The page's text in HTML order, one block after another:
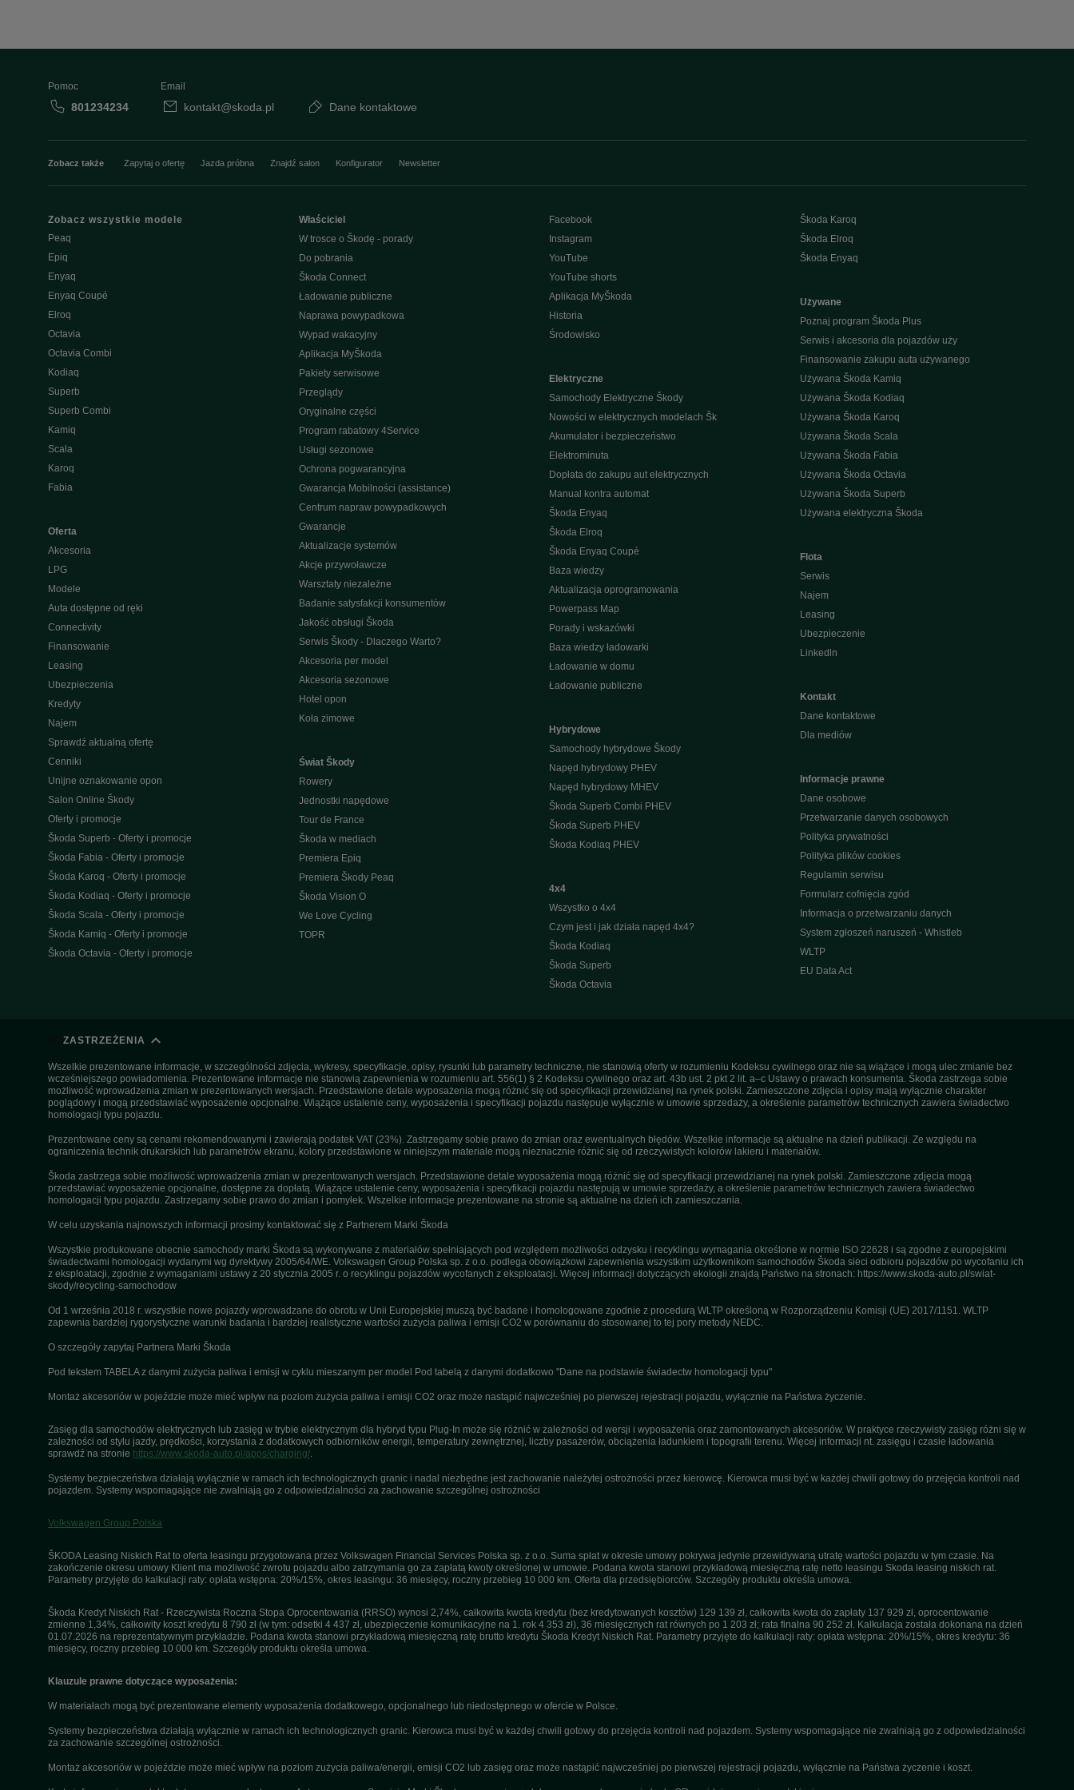
Pomoc
801234234
Email
kontakt@skoda.pl Dane kontaktowe
Zobacz także Zapytaj o ofertę Jazda próbna Znajdź salon Konfigurator Newsletter
Zobacz wszystkie modele
Peaq
Epiq
Enyaq
Enyaq Coupé
Elroq
Octavia
Octavia Combi
Kodiaq
Superb
Superb Combi
Kamiq
Scala
Karoq
Fabia
Oferta
Akcesoria
LPG
Modele
Auta dostępne od ręki
Connectivity
Finansowanie
Leasing
Ubezpieczenia
Kredyty
Najem
Sprawdź aktualną ofertę
Cenniki
Unijne oznakowanie opon
Salon Online Škody
Oferty i promocje
Škoda Superb - Oferty i promocje
Škoda Fabia - Oferty i promocje
Škoda Karoq - Oferty i promocje
Škoda Kodiaq - Oferty i promocje
Škoda Scala - Oferty i promocje
Škoda Kamiq - Oferty i promocje
Škoda Octavia - Oferty i promocje
Właściciel
W trosce o Škodę - porady
Do pobrania
Škoda Connect
Ładowanie publiczne
Naprawa powypadkowa
Wypad wakacyjny
Aplikacja MyŠkoda
Pakiety serwisowe
Przeglądy
Oryginalne części
Program rabatowy 4Service
Usługi sezonowe
Ochrona pogwarancyjna
Gwarancja Mobilności (assistance)
Centrum napraw powypadkowych
Gwarancje
Aktualizacje systemów
Akcje przywoławcze
Warsztaty niezależne
Badanie satysfakcji konsumentów
Jakość obsługi Škoda
Serwis Škody - Dlaczego Warto?
Akcesoria per model
Akcesoria sezonowe
Hotel opon
Koła zimowe
Świat Škody
Rowery
Jednostki napędowe
Tour de France
Škoda w mediach
Premiera Epiq
Premiera Škody Peaq
Škoda Vision O
We Love Cycling
TOPR
Facebook
Instagram
YouTube
YouTube shorts
Aplikacja MyŠkoda
Historia
Środowisko
Elektryczne
Samochody Elektryczne Škody
Nowości w elektrycznych modelach Šk
Akumulator i bezpieczeństwo
Elektrominuta
Dopłata do zakupu aut elektrycznych
Manual kontra automat
Škoda Enyaq
Škoda Elroq
Škoda Enyaq Coupé
Baza wiedzy
Aktualizacja oprogramowania
Powerpass Map
Porady i wskazówki
Baza wiedzy ładowarki
Ładowanie w domu
Ładowanie publiczne
Hybrydowe
Samochody hybrydowe Škody
Napęd hybrydowy PHEV
Napęd hybrydowy MHEV
Škoda Superb Combi PHEV
Škoda Superb PHEV
Škoda Kodiaq PHEV
4x4
Wszystko o 4x4
Czym jest i jak działa napęd 4x4?
Škoda Kodiaq
Škoda Superb
Škoda Octavia
Škoda Karoq
Škoda Elroq
Škoda Enyaq
Używane
Poznaj program Škoda Plus
Serwis i akcesoria dla pojazdów uży
Finansowanie zakupu auta używanego
Używana Škoda Kamiq
Używana Škoda Kodiaq
Używana Škoda Karoq
Używana Škoda Scala
Używana Škoda Fabia
Używana Škoda Octavia
Używana Škoda Superb
Używana elektryczna Škoda
Flota
Serwis
Najem
Leasing
Ubezpieczenie
Linkedln
Kontakt
Dane kontaktowe
Dla mediów
Informacje prawne
Dane osobowe
Przetwarzanie danych osobowych
Polityka prywatności
Polityka plików cookies
Regulamin serwisu
Formularz cofnięcia zgód
Informacja o przetwarzaniu danych
System zgłoszeń naruszeń - Whistleb
WLTP
EU Data Act
ZASTRZEŻENIA
Wszelkie prezentowane informacje, w szczególności zdjęcia, wykresy, specyfikacje, opisy, rysunki lub parametry techniczne, nie stanowią oferty w rozumieniu Kodeksu cywilnego oraz nie są wiążące i mogą ulec zmianie bez
wcześniejszego powiadomienia. Prezentowane informacje nie stanowią zapewnienia w rozumieniu art. 556(1) § 2 Kodeksu cywilnego oraz art. 43b ust. 2 pkt 2 lit. a–c Ustawy o prawach konsumenta. Škoda zastrzega sobie
możliwość wprowadzenia zmian w prezentowanych wersjach. Przedstawione detale wyposażenia mogą różnić się od specyfikacji przewidzianej na rynek polski. Zamieszczone zdjęcia i opisy mają wyłącznie charakter
poglądowy i mogą przedstawiać wyposażenie opcjonalne. Wiążące ustalenie ceny, wyposażenia i specyfikacji pojazdu następuje wyłącznie w umowie sprzedaży, a określenie parametrów technicznych zawiera świadectwo
homologacji typu pojazdu.
Prezentowane ceny są cenami rekomendowanymi i zawierają podatek VAT (23%). Zastrzegamy sobie prawo do zmian oraz ewentualnych błędów. Wszelkie informacje są aktualne na dzień publikacji. Ze względu na
ograniczenia technik drukarskich lub parametrów ekranu, kolory przedstawione w niniejszym materiale mogą nieznacznie różnić się od rzeczywistych kolorów lakieru i materiałów.
Škoda zastrzega sobie możliwość wprowadzenia zmian w prezentowanych wersjach. Przedstawione detale wyposażenia mogą różnić się od specyfikacji przewidzianej na rynek polski. Zamieszczone zdjęcia mogą
przedstawiać wyposażenie opcjonalne, dostępne za dopłatą. Wiążące ustalenie ceny, wyposażenia i specyfikacji pojazdu następują w umowie sprzedaży, a określenie parametrów technicznych zawiera świadectwo
homologacji typu pojazdu. Zastrzegamy sobie prawo do zmian i pomyłek. Wszelkie informacje prezentowane na stronie są aktualne na dzień ich zamieszczania.
W celu uzyskania najnowszych informacji prosimy kontaktować się z Partnerem Marki Škoda
Wszystkie produkowane obecnie samochody marki Škoda są wykonywane z materiałów spełniających pod względem możliwości odzysku i recyklingu wymagania określone w normie ISO 22628 i są zgodne z europejskimi
świadectwami homologacji wydanymi wg dyrektywy 2005/64/WE. Volkswagen Group Polska sp. z o.o. podlega obowiązkowi zapewnienia wszystkim użytkownikom samochodów Škoda sieci odbioru pojazdów po wycofaniu ich
z eksploatacji, zgodnie z wymaganiami ustawy z 20 stycznia 2005 r. o recyklingu pojazdów wycofanych z eksploatacji. Więcej informacji dotyczących ekologii znajdą Państwo na stronach: https://www.skoda-auto.pl/swiat-
skody/recycling-samochodow
Od 1 września 2018 r. wszystkie nowe pojazdy wprowadzane do obrotu w Unii Europejskiej muszą być badane i homologowane zgodnie z procedurą WLTP określoną w Rozporządzeniu Komisji (UE) 2017/1151. WLTP
zapewnia bardziej rygorystyczne warunki badania i bardziej realistyczne wartości zużycia paliwa i emisji CO2 w porównaniu do stosowanej to tej pory metody NEDC.
O szczegóły zapytaj Partnera Marki Škoda
Pod tekstem TABELA z danymi zużycia paliwa i emisji w cyklu mieszanym per model Pod tabelą z danymi dodatkowo "Dane na podstawie świadectw homologacji typu"
Montaż akcesoriów w pojeździe może mieć wpływ na poziom zużycia paliwa i emisji CO2 oraz może nastąpić najwcześniej po pierwszej rejestracji pojazdu, wyłącznie na Państwa życzenie.
Zasięg dla samochodów elektrycznych lub zasięg w trybie elektrycznym dla hybryd typu Plug-In może się różnić w zależności od wersji i wyposażenia oraz zamontowanych akcesoriów. W praktyce rzeczywisty zasięg różni się w
zależności od stylu jazdy, prędkości, korzystania z dodatkowych odbiorników energii, temperatury zewnętrznej, liczby pasażerów, obciążenia ładunkiem i topografii terenu. Więcej informacji nt. zasięgu i czasie ładowania
sprawdź na stronie https://www.skoda-auto.pl/apps/charging/.
Systemy bezpieczeństwa działają wyłącznie w ramach ich technologicznych granic i nadal niezbędne jest zachowanie należytej ostrożności przez kierowcę. Kierowca musi być w każdej chwili gotowy do przejęcia kontroli nad
pojazdem. Systemy wspomagające nie zwalniają go z odpowiedzialności za zachowanie szczególnej ostrożności
Volkswagen Group Polska
ŠKODA Leasing Niskich Rat to oferta leasingu przygotowana przez Volkswagen Financial Services Polska sp. z o.o. Suma spłat w okresie umowy pokrywa jedynie przewidywaną utratę wartości pojazdu w tym czasie. Na
zakończenie okresu umowy Klient ma możliwość zwrotu pojazdu albo zatrzymania go za zapłatą kwoty określonej w umowie. Podana kwota stanowi przykładową miesięczną ratę netto leasingu Skoda leasing niskich rat.
Parametry przyjęte do kalkulacji raty: opłata wstępna: 20%/15%, okres leasingu: 36 miesięcy, roczny przebieg 10 000 km. Oferta dla przedsiębiorców. Szczegóły produktu określa umowa.
Škoda Kredyt Niskich Rat - Rzeczywista Roczna Stopa Oprocentowania (RRSO) wynosi 2,74%, całkowita kwota kredytu (bez kredytowanych kosztów) 129 139 zł, całkowita kwota do zapłaty 137 929 zł, oprocentowanie
zmienne 1,34%, całkowity koszt kredytu 8 790 zł (w tym: odsetki 4 437 zł, ubezpieczenie komunikacyjne na 1. rok 4 353 zł), 36 miesięcznych rat równych po 1 203 zł; rata finalna 90 252 zł. Kalkulacja została dokonana na dzień
01.07.2026 na reprezentatywnym przykładzie. Podana kwota stanowi przykładową miesięczną ratę brutto kredytu Škoda Kredyt Niskich Rat. Parametry przyjęte do kalkulacji raty: opłata wstępna: 20%/15%, okres kredytu: 36
miesięcy, roczny przebieg 10 000 km. Szczegóły produktu określa umowa.
Klauzule prawne dotyczące wyposażenia:
W materiałach mogą być prezentowane elementy wyposażenia dodatkowego, opcjonalnego lub niedostępnego w ofercie w Polsce.
Systemy bezpieczeństwa działają wyłącznie w ramach ich technologicznych granic. Kierowca musi być w każdej chwili gotowy do przejęcia kontroli nad pojazdem. Systemy wspomagające nie zwalniają go z odpowiedzialności
za zachowanie szczególnej ostrożności.
Montaż akcesoriów w pojeździe może mieć wpływ na poziom zużycia paliwa/energii, emisji CO2 lub zasięg oraz może nastąpić najwcześniej po pierwszej rejestracji pojazdu, wyłącznie na Państwa życzenie i koszt.